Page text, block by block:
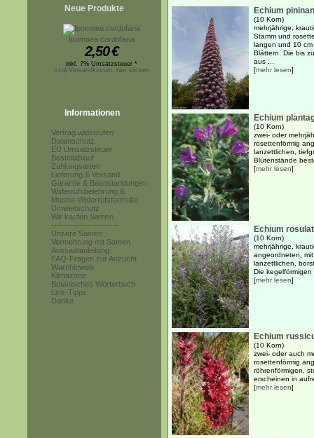
Neue Produkte
Ipomoea cordofana
2,50€
inkl. 7% Umsatzsteuer *
zzgl.Versandkosten, hier klicken
Informationen
Vertrag widerrufen
Datenschutz
EU Umsatzsteuer
Bestellablauf
Zahlungsarten
Lieferung & Versand
Garantie & Beanstandungen
Widerrufsbelehrung &
Muster-Widerrufsformular
Umweltschutz
Wir kaufen Samen
------------------------
Unsere Samen
Vermehrung mit Samen
Aussaatanleitung
FAQ-Fragen zur Anzucht
Warnhinweis
Klimazone
Botanisches Wörterbuch
Link-Tipps
Danke
Echium
(10 Korn)
mehrjährige,
Stamm und
langen und 10
Blättern. Die bis
aus ...
[mehr lesen]
Echium
(10 Korn)
zwei- oder
rosettenförmig
lanzettlichen,
Blütenstände
[mehr lesen]
Echium
(10 Korn)
mehrjährige,
angeordneten,
lanzettlichen,
Die kegelförmigen
[mehr lesen]
Echium
(10 Korn)
zwei- oder auch
rosettenförmig
röhrenförmigen,
erscheinen in
[mehr lesen]